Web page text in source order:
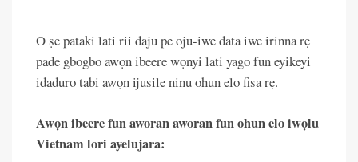
O ṣe pataki lati rii daju pe oju-iwe data iwe irinna rẹ
pade gbogbo awọn ibeere wọnyi lati yago fun eyikeyi
idaduro tabi awọn ijusile ninu ohun elo fisa rẹ.
Awọn ibeere fun aworan aworan fun ohun elo iwọlu
Vietnam lori ayelujara: